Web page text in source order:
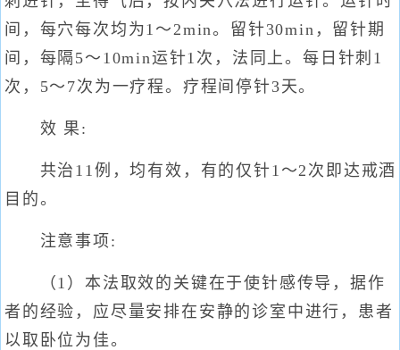
间，每穴每次均为1～2min。留针30min，留针期
间，每隔5～10min运针1次，法同上。每日针刺1
次，5～7次为一疗程。疗程间停针3天。
效 果:
共治11例，均有效，有的仅针1～2次即达戒酒
目的。
注意事项:
（1）本法取效的关键在于使针感传导，据作
者的经验，应尽量安排在安静的诊室中进行，患者
以取卧位为佳。